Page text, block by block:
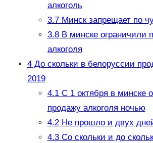
алкоголь
3.7Минск запрещает по
3.8В минске ограничили
алкоголя
4До скольки в белоруссии
2019
4.1С 1 октября в минске
продажу алкоголя ночью
4.2Не прошло и двух
4.3Со скольки и до